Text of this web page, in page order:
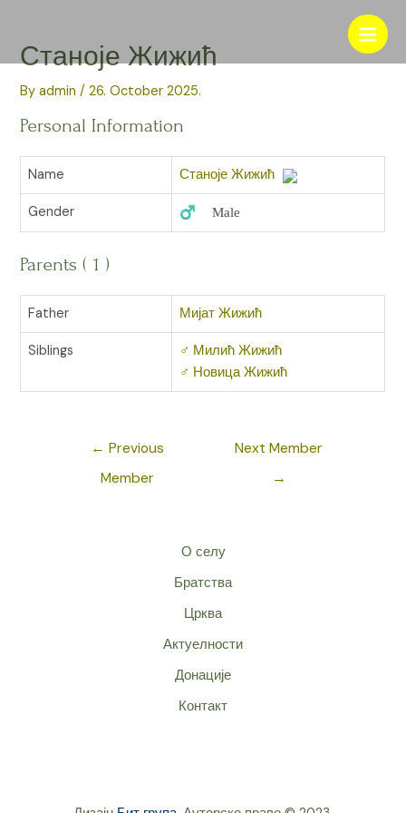
content
Main
Станоје Жижић
Byadmin/26. October 2025.
Personal Information
Name Станоје Жижић
Gender ♂️ Male
Parents ( 1 )
Father Мијат Жижић
Siblings ♂️ Милић Жижић
♂️ Новица Жижић
← Previous
Member
Next Member
→
О селу
Братства
Црква
Актуелности
Донације
Контакт